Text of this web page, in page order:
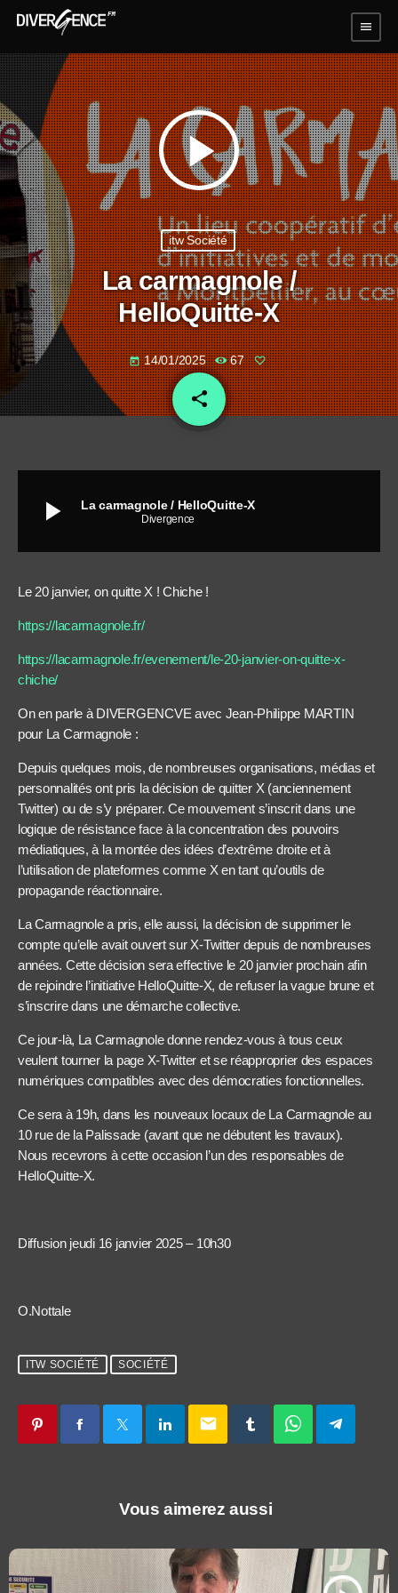
menu
play_arrow
itw Société
La carmagnole /
HelloQuitte-X
today 14/01/2025 67
share
email
play_arrow La carmagnole / HelloQuitte-X
Divergence
Le 20 janvier, on quitte X ! Chiche !
https://lacarmagnole.fr/
https://lacarmagnole.fr/evenement/le-20-janvier-on-quitte-x-
chiche/
On en parle à DIVERGENCVE avec Jean-Philippe MARTIN
pour La Carmagnole :
Depuis quelques mois, de nombreuses organisations, médias et
personnalités ont pris la décision de quitter X (anciennement
Twitter) ou de s’y préparer. Ce mouvement s’inscrit dans une
logique de résistance face à la concentration des pouvoirs
médiatiques, à la montée des idées d’extrême droite et à
l’utilisation de plateformes comme X en tant qu’outils de
propagande réactionnaire.
La Carmagnole a pris, elle aussi, la décision de supprimer le
compte qu’elle avait ouvert sur X-Twitter depuis de nombreuses
années. Cette décision sera effective le 20 janvier prochain afin
de rejoindre l’initiative HelloQuitte-X, de refuser la vague brune et
s’inscrire dans une démarche collective.
Ce jour-là, La Carmagnole donne rendez-vous à tous ceux
veulent tourner la page X-Twitter et se réapproprier des espaces
numériques compatibles avec des démocraties fonctionnelles.
Ce sera à 19h, dans les nouveaux locaux de La Carmagnole au
10 rue de la Palissade (avant que ne débutent les travaux).
Nous recevrons à cette occasion l’un des responsables de
HelloQuitte-X.
Diffusion jeudi 16 janvier 2025 – 10h30
O.Nottale
ITW SOCIÉTÉ SOCIÉTÉ
email
Vous aimerez aussi